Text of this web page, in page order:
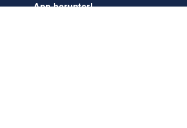
App herunter!